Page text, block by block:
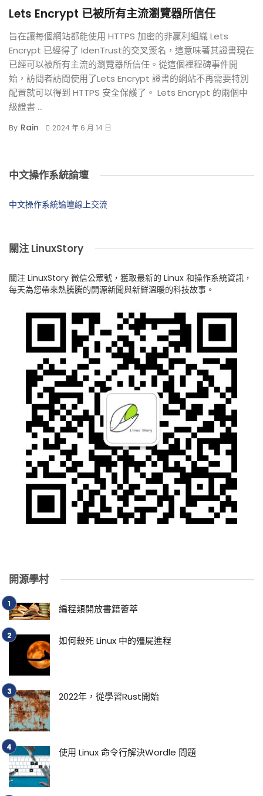
Lets Encrypt 已被所有主流瀏覽器所信任
旨在讓每個網站都能使用 HTTPS 加密的非贏利組織 Lets
Encrypt 已經得了 IdenTrust的交叉簽名，這意味著其證書現在
已經可以被所有主流的瀏覽器所信任。從這個裡程碑事件開
始，訪問者訪問使用了Lets Encrypt 證書的網站不再需要特別
配置就可以得到 HTTPS 安全保護了。 Lets Encrypt 的兩個中
級證書 ...
By Rain 2024 年 6 月 14 日
中文操作系統論壇
中文操作系統論壇線上交流
關注 LinuxStory
關注 LinuxStory 微信公眾號，獲取最新的 Linux 和操作系統資訊，
每天為您帶來熱騰騰的開源新聞與新鮮溫暖的科技故事。
開源學村
編程類開放書籍薈萃
如何殺死 Linux 中的殭屍進程
2022年，從學習Rust開始
使用 Linux 命令行解決Wordle 問題